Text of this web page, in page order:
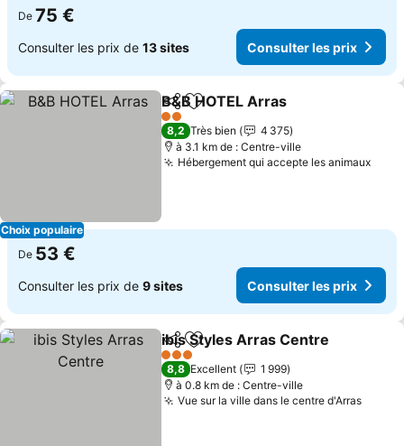
De 75 €
Consulter les prix de 13 sites Consulter les prix
Choix populaire
PartagerAjouter à mes favoris
B&B HOTEL Arras
2 Étoiles
8,2 Très bien
4 375
à 3.1 km de : Centre-ville
Hébergement qui accepte les animaux
De 53 €
Consulter les prix de 9 sites Consulter les prix
PartagerAjouter à mes favoris
ibis Styles Arras Centre
3 Étoiles
8,8 Excellent
1 999
à 0.8 km de : Centre-ville
Vue sur la ville dans le centre d'Arras